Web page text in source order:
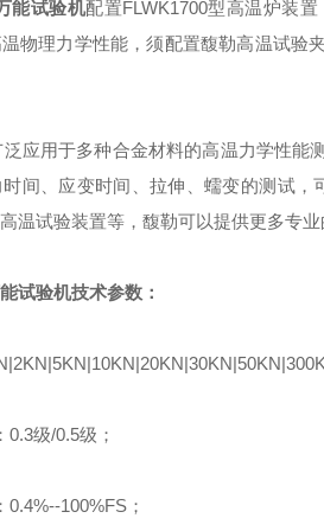
能试验机配置FLWK1700型高温炉装置
物理力学性能，须配置馥勒高温试验
泛应用于多种合金材料的高温力学性能
间、应变时间
、拉伸、蠕变的测试，
温试验装置等，馥勒可以提供更多专
试验机技术参数：
0.3级/0.5级；
0.4%--100%FS ；